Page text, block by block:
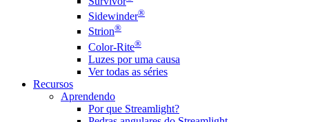
Sidewinder®
Strion®
Color-Rite®
Luzes por uma causa
Ver todas as séries
Recursos
Aprendendo
Por que Streamlight?